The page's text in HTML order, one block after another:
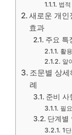
법
새로운 개인
효과
주요 특
활
알
조문별 상
례
준비 사
필
단계별
1